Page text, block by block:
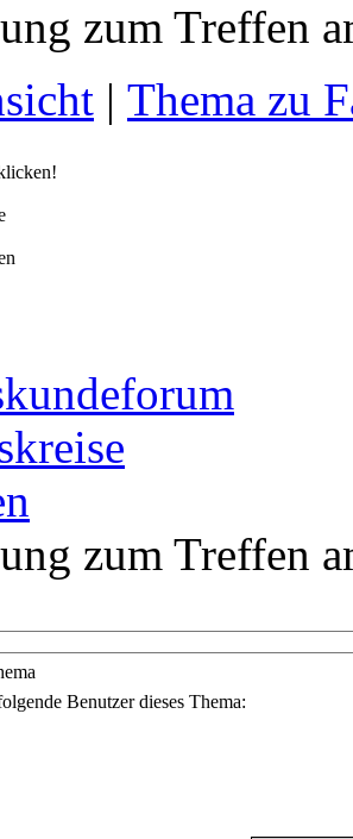
zum Treffen
| Thema zu
zum Treffen
Benutzer dieses Thema: